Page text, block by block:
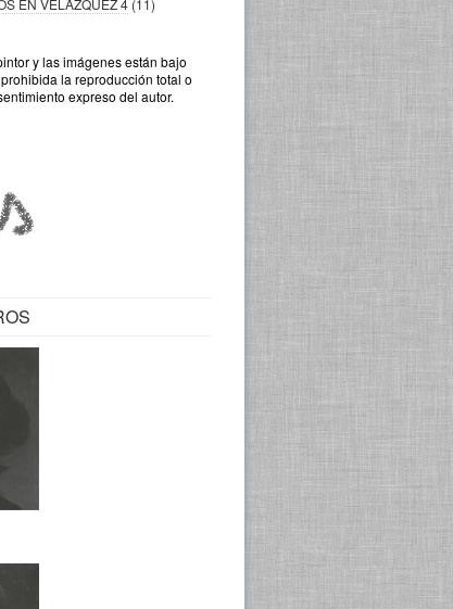
EN VELÁZQUEZ 4 (11)
y las imágenes están bajo
la reproducción total o
expreso del autor.